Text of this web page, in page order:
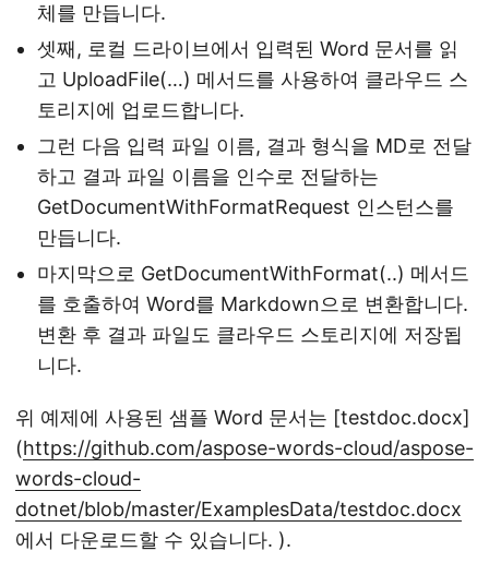
체를 만듭니다.
셋째, 로컬 드라이브에서 입력된 Word 문서를 읽
고 UploadFile(…) 메서드를 사용하여 클라우드 스
토리지에 업로드합니다.
그런 다음 입력 파일 이름, 결과 형식을 MD로 전달
하고 결과 파일 이름을 인수로 전달하는
GetDocumentWithFormatRequest 인스턴스를
만듭니다.
마지막으로 GetDocumentWithFormat(..) 메서드
를 호출하여 Word를 Markdown으로 변환합니다.
변환 후 결과 파일도 클라우드 스토리지에 저장됩
니다.
위 예제에 사용된 샘플 Word 문서는 [testdoc.docx]
(https://github.com/aspose-words-cloud/aspose-
words-cloud-
dotnet/blob/master/ExamplesData/testdoc.docx
에서 다운로드할 수 있습니다. ).